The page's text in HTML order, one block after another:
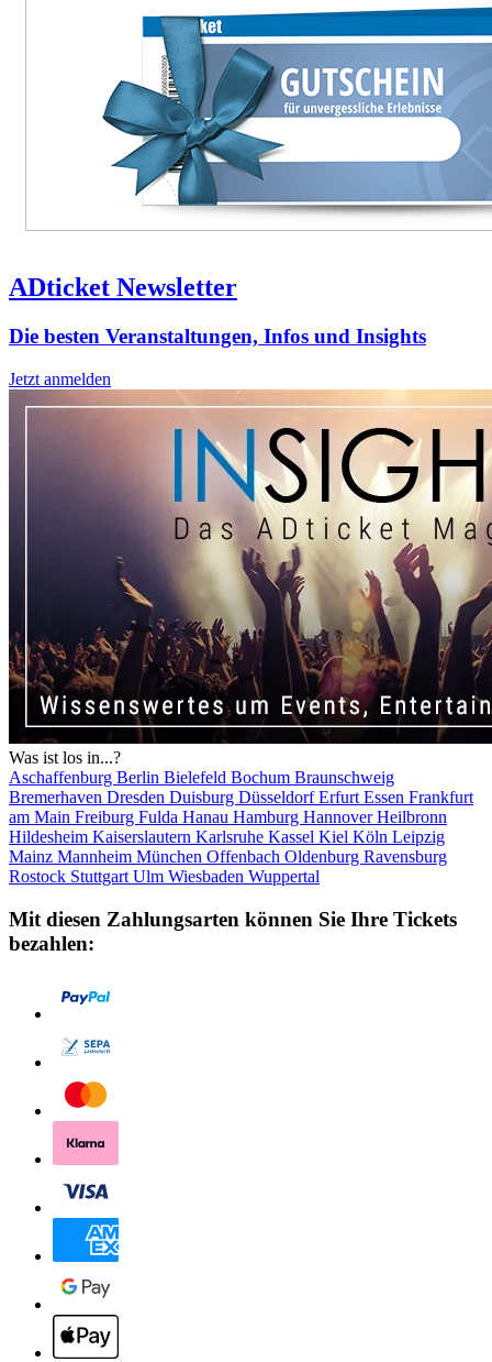
ADticket Newsletter
Die besten Veranstaltungen, Infos und Insights
Jetzt anmelden
Was ist los in...?
Aschaffenburg Berlin Bielefeld Bochum Braunschweig
Bremerhaven Dresden Duisburg DüsseldorfErfurt Essen Frankfurt
am Main Freiburg Fulda Hanau Hamburg HannoverHeilbronn
Hildesheim Kaiserslautern Karlsruhe Kassel Kiel Köln Leipzig
Mainz Mannheim München Offenbach Oldenburg Ravensburg
Rostock Stuttgart Ulm Wiesbaden Wuppertal
Mit diesen Zahlungsarten können Sie Ihre Tickets
bezahlen: